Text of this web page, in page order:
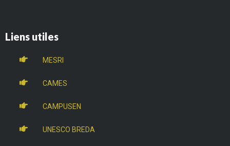
Liens utiles
MESRI
CAMES
CAMPUSEN
UNESCO BREDA